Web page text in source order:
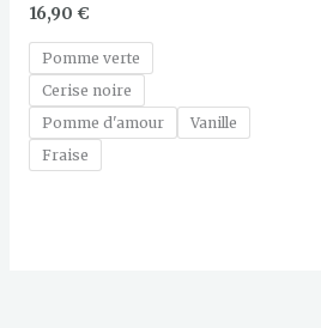
16,90 €
Pomme verte
Cerise noire
Pomme d'amour
Vanille
Fraise